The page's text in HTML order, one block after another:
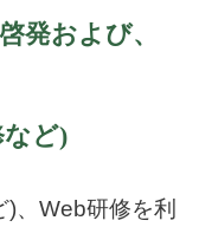
発および、
など)
、Web研修を利